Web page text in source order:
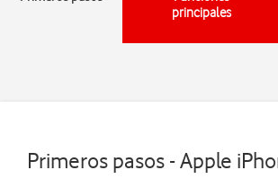
principales
Primeros pasos - Apple